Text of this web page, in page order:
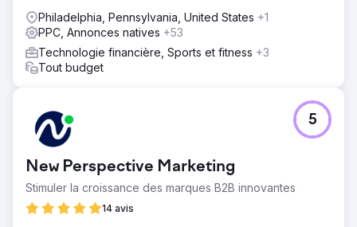
Philadelphia, Pennsylvania, United States +1
PPC, Annonces natives +53
Technologie financière, Sports et fitness +3
Tout budget
New Perspective Marketing
Stimuler la croissance des marques B2B innovantes
14 avis
5